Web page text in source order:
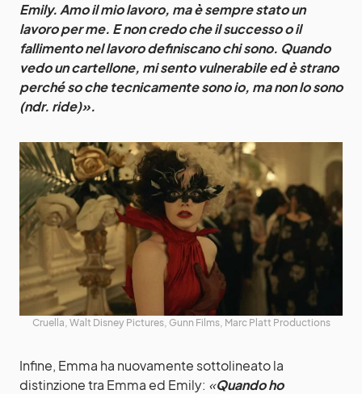
Emily. Amo il mio lavoro, ma è sempre stato un
lavoro per me. E non credo che il successo o il
fallimento nel lavoro definiscano chi sono. Quando
vedo un cartellone, mi sento vulnerabile ed è strano
perché so che tecnicamente sono io, ma non lo sono
(ndr. ride)».
Cruella, Walt Disney Pictures, Gunn Films, Marc Platt Productions
Infine, Emma ha nuovamente sottolineato la
distinzione tra Emma ed Emily: «Quando ho